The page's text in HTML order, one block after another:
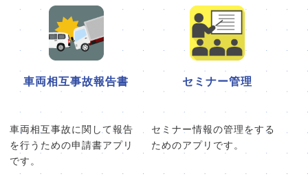
車両相互事故報告書
車両相互事故に関して報告
を行うための申請書アプリ
です。
セミナー管理
セミナー情報の管理をする
ためのアプリです。